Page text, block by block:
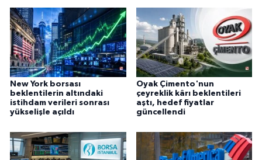
New York borsası
beklentilerin altındaki
istihdam verileri sonrası
yükselişle açıldı
Oyak Çimento'nun
çeyreklik kârı beklentileri
aştı, hedef fiyatlar
güncellendi